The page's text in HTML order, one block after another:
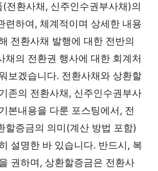
전환사채, 신주인수권부사채)의
련하여, 체계적이며 상세한 내용
전환사채 발행에 대한 전반의
채의 전환권 행사에 대한 회계처
보겠습니다. 전환사채와 상환할
존의 전환사채, 신주인수권부사
본내용을 다룬 포스팅에서, 전
할증금의 의미(계산 방법 포함)
설명한 바 있습니다. 반드시, 복
권하며, 상환할증금은 전환사